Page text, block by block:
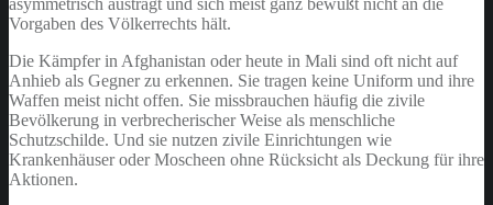
Vorgaben des Völkerrechts hält.
Die Kämpfer in Afghanistan oder heute in Mali sind oft nicht auf
Anhieb als Gegner zu erkennen. Sie tragen keine Uniform und ihre
Waffen meist nicht offen. Sie missbrauchen häufig die zivile
Bevölkerung in verbrecherischer Weise als menschliche
Schutzschilde. Und sie nutzen zivile Einrichtungen wie
Krankenhäuser oder Moscheen ohne Rücksicht als Deckung für ihre
Aktionen.